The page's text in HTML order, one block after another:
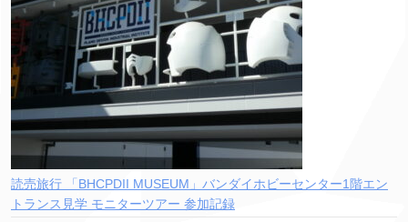
読売旅行 「BHCPDII MUSEUM」バンダイホビーセンター1階エン
トランス見学 モニターツアー 参加記録